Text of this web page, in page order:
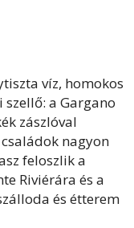
víz, homokos
a Gargano
zászlóval
nagyon
feloszlik a
Riviérára és a
és étterem